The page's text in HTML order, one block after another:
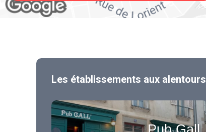
Les établissements aux alentours